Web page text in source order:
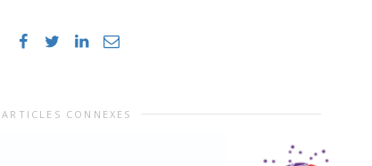
ARTICLES CONNEXES